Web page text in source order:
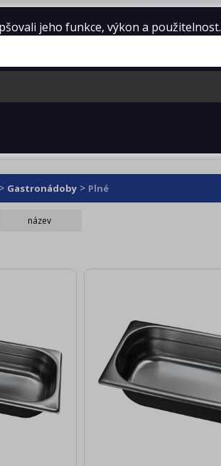
stažení Kontakty
> Gastronádoby > Plné
název
jeho funkce, výkon a použitelnost.